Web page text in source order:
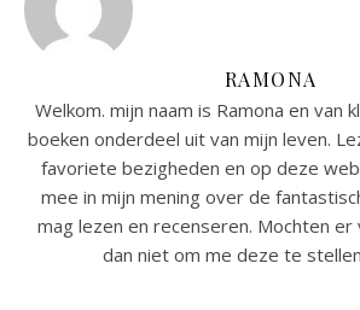
RAMONA
Welkom. mijn naam is Ramona en van
boeken onderdeel uit van mijn leven.
favoriete bezigheden en op deze
mee in mijn mening over de
mag lezen en recenseren. Mochten er
dan niet om me deze te